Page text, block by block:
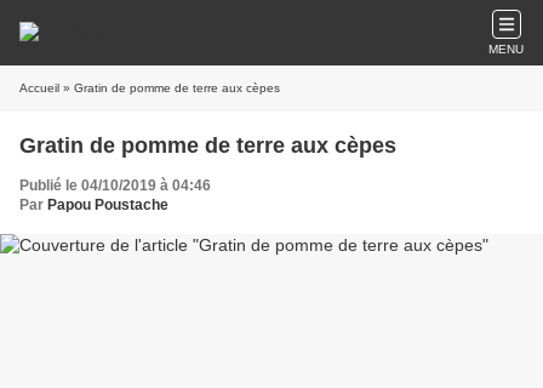
MENU
Accueil » Gratin de pomme de terre aux cèpes
Gratin de pomme de terre aux cèpes
Publié le 04/10/2019 à 04:46
Par Papou Poustache